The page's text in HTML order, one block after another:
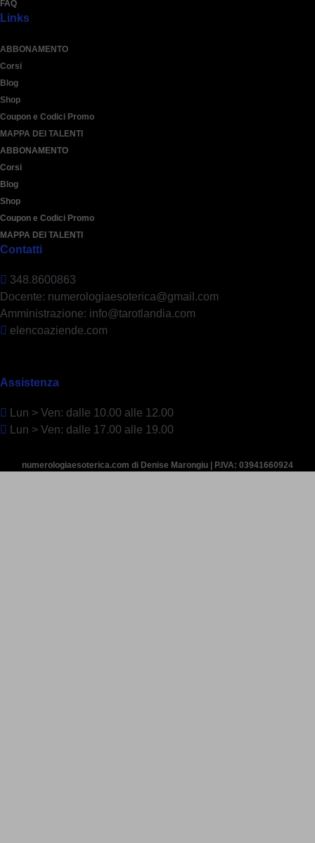
FAQ
Links
ABBONAMENTO
Corsi
Blog
Shop
Coupon e Codici Promo
MAPPA DEI TALENTI
ABBONAMENTO
Corsi
Blog
Shop
Coupon e Codici Promo
MAPPA DEI TALENTI
Contatti
348.8600863
Docente: numerologiaesoterica@gmail.com
Amministrazione: info@tarotlandia.com
elencoaziende.com
Assistenza
Lun > Ven: dalle 10.00 alle 12.00
Lun > Ven: dalle 17.00 alle 19.00
numerologiaesoterica.com di Denise Marongiu | P.IVA: 03941660924